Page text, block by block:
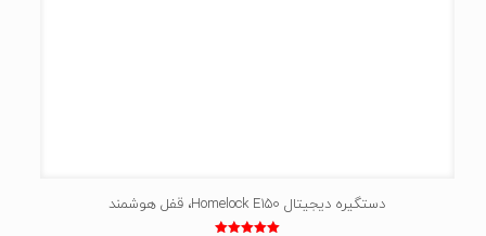
دستگیره دیجیتال Homelock E150، قفل هوشمند